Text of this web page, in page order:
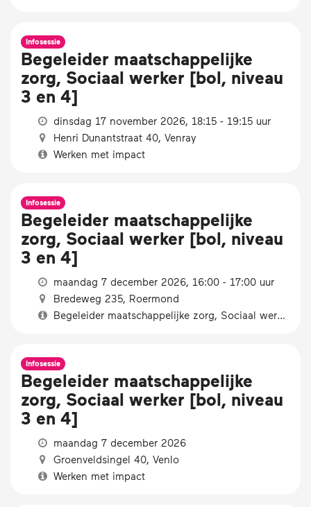
Infosessie
Begeleider maatschappelijke
zorg, Sociaal werker [bol, niveau
3 en 4]
dinsdag 17 november 2026, 18:15 - 19:15 uur
Henri Dunantstraat 40, Venray
Werken met impact
Infosessie
Begeleider maatschappelijke
zorg, Sociaal werker [bol, niveau
3 en 4]
maandag 7 december 2026, 16:00 - 17:00 uur
Bredeweg 235, Roermond
Begeleider maatschappelijke zorg, Sociaal werker [bol, niveau 3 en 4]
Infosessie
Begeleider maatschappelijke
zorg, Sociaal werker [bol, niveau
3 en 4]
maandag 7 december 2026
Groenveldsingel 40, Venlo
Werken met impact